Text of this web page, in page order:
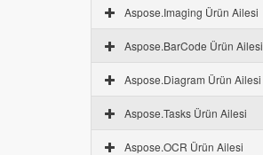
Aspose.Imaging Ürün Ailesi
Aspose.BarCode Ürün Ailesi
Aspose.Diagram Ürün Ailesi
Aspose.Tasks Ürün Ailesi
Aspose.OCR Ürün Ailesi